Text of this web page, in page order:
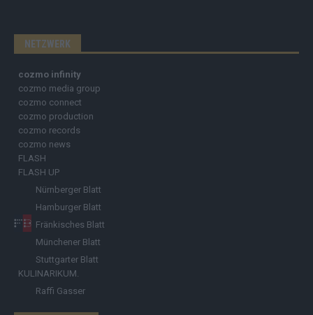
NETZWERK
cozmo infinity
cozmo media group
cozmo connect
cozmo production
cozmo records
cozmo news
FLASH
FLASH UP
Nürnberger Blatt
Hamburger Blatt
Fränkisches Blatt
Münchener Blatt
Stuttgarter Blatt
KULINARIKUM.
Raffi Gasser